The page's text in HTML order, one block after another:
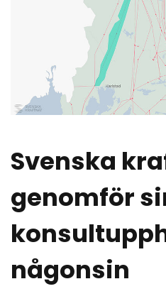
Svenska
genomför
någonsin